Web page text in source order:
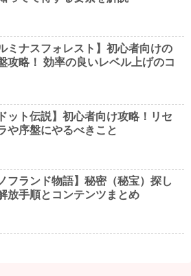
ルミナスフォレスト】初心者向けの
攻略！ 効率の良いレベル上げのコ
ドット伝説】初心者向け攻略！リセ
や序盤にやるべきこと
ノフランド物語】秘密（秘宝）探し
放手順とコンテンツまとめ